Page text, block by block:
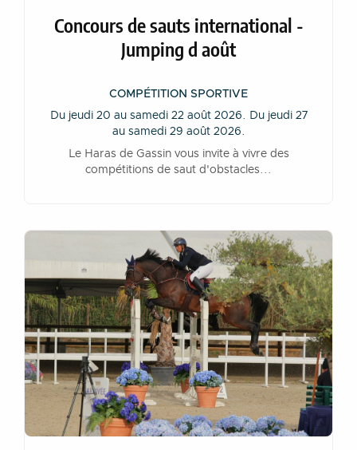
Concours de sauts international -
Jumping d août
COMPÉTITION SPORTIVE
Du jeudi 20 au samedi 22 août 2026. Du jeudi 27
au samedi 29 août 2026.
Le Haras de Gassin vous invite à vivre des
compétitions de saut d'obstacles...